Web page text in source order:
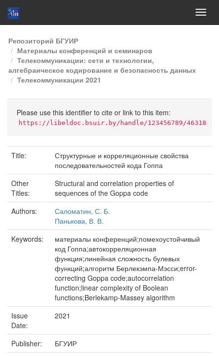
Skip
navigation
Репозиторий БГУИР
Материалы конференций и семинаров
Телекоммуникации: сети и технологии,
алгебраическое кодирование и безопасность данных
Телекоммуникации 2021
Please use this identifier to cite or link to this item:
https://libeldoc.bsuir.by/handle/123456789/46318
Title:
Структурные и корреляционные свойства
последовательностей кода Гоппа
Other
Titles:
Structural and correlation properties of
sequences of the Goppa code
Authors:
Саломатин, С. Б.
Панькова, В. В.
Keywords:
материалы конференций;помехоустойчивый
код Гоппа;автокорреляционная
функция;линейная сложность булевых
функций;алгоритм Берлекэмпа-Мэсси;error-
correcting Goppa code;autocorrelation
function;linear complexity of Boolean
functions;Berlekamp-Massey algorithm
Issue
Date:
2021
Publisher:
БГУИР